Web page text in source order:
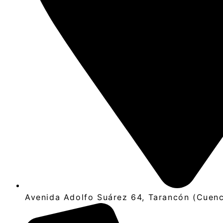
Avenida Adolfo Suárez 64, Tarancón